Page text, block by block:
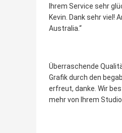
Ihrem Service sehr
Kevin. Dank sehr viel!
Australia.“
Überraschende
Grafik durch den
erfreut, danke. Wir
mehr von Ihrem